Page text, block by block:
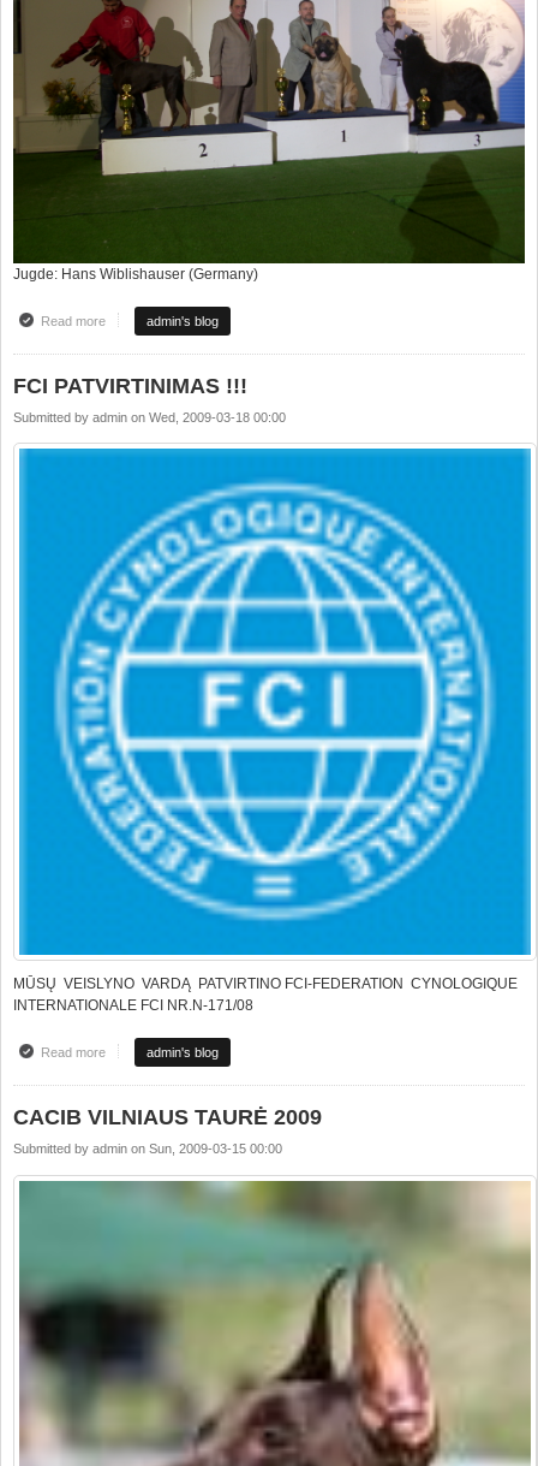
Jugde: Hans Wiblishauser (Germany)
Read moreabout "TIKRAI NAUJA" KENNEL ON THE TOP AT CACIB KATOWICE
2009(POLAND)
admin's blog
FCI PATVIRTINIMAS !!!
Submitted by admin on Wed, 2009-03-18 00:00
MŪSŲ VEISLYNO VARDĄ PATVIRTINO FCI-FEDERATION CYNOLOGIQUE
INTERNATIONALE FCI NR.N-171/08
Read moreabout FCI PATVIRTINIMAS !!!
admin's blog
CACIB VILNIAUS TAURĖ 2009
Submitted by admin on Sun, 2009-03-15 00:00